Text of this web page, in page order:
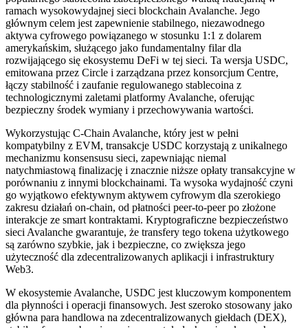
ramach wysokowydajnej sieci blockchain Avalanche. Jego
głównym celem jest zapewnienie stabilnego, niezawodnego
aktywa cyfrowego powiązanego w stosunku 1:1 z dolarem
amerykańskim, służącego jako fundamentalny filar dla
rozwijającego się ekosystemu DeFi w tej sieci. Ta wersja USDC,
emitowana przez Circle i zarządzana przez konsorcjum Centre,
łączy stabilność i zaufanie regulowanego stablecoina z
technologicznymi zaletami platformy Avalanche, oferując
bezpieczny środek wymiany i przechowywania wartości.
Wykorzystując C-Chain Avalanche, który jest w pełni
kompatybilny z EVM, transakcje USDC korzystają z unikalnego
mechanizmu konsensusu sieci, zapewniając niemal
natychmiastową finalizację i znacznie niższe opłaty transakcyjne w
porównaniu z innymi blockchainami. Ta wysoka wydajność czyni
go wyjątkowo efektywnym aktywem cyfrowym dla szerokiego
zakresu działań on-chain, od płatności peer-to-peer po złożone
interakcje ze smart kontraktami. Kryptograficzne bezpieczeństwo
sieci Avalanche gwarantuje, że transfery tego tokena użytkowego
są zarówno szybkie, jak i bezpieczne, co zwiększa jego
użyteczność dla zdecentralizowanych aplikacji i infrastruktury
Web3.
W ekosystemie Avalanche, USDC jest kluczowym komponentem
dla płynności i operacji finansowych. Jest szeroko stosowany jako
główna para handlowa na zdecentralizowanych giełdach (DEX),